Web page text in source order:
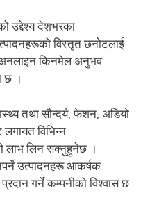
उद्देश्य देशभरका
विस्तृत छनोटलाई
किनमेल अनुभव
छ ।
तथा सौन्दर्य, फेशन, अडियो
विभिन्न
लाभ लिन सक्नुहुनेछ ।
उत्पादनहरू आकर्षक
गर्ने कम्पनीको विश्वास छ